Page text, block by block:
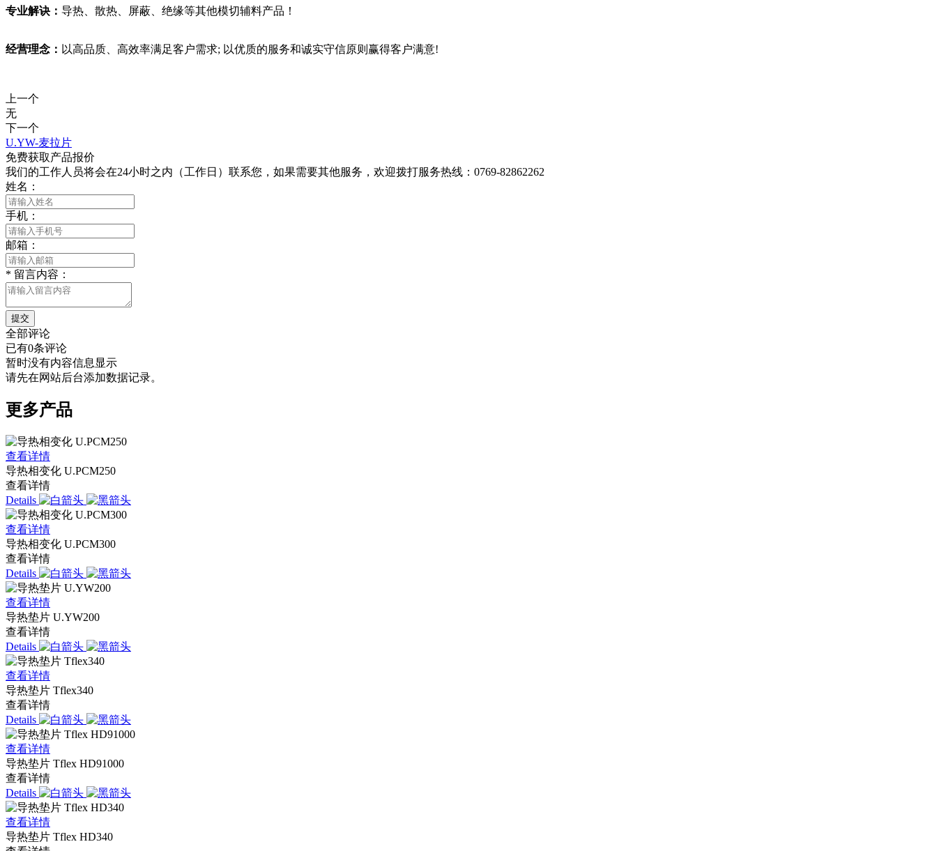
专业解诀： 导热、散热、屏蔽、绝缘等其他模切辅料产品！
经营理念： 以高品质、高效率满足客户需求; 以优质的服务和诚实守信原则赢得客户满意!
上一个
无
下一个
U.YW-麦拉片
免费获取产品报价
我们的工作人员将会在24小时之内（工作日）联系您，如果需要其他服务，欢迎拨打服务热线：0769-82862262
姓名：
手机：
邮箱：
* 留言内容：
提交
全部评论
已有0条评论
暂时没有内容信息显示
请先在网站后台添加数据记录。
更多产品
查看详情
导热相变化 U.PCM250
查看详情
Details
查看详情
导热相变化 U.PCM300
查看详情
Details
查看详情
导热垫片 U.YW200
查看详情
Details
查看详情
导热垫片 Tflex340
查看详情
Details
查看详情
导热垫片 Tflex HD91000
查看详情
Details
查看详情
导热垫片 Tflex HD340